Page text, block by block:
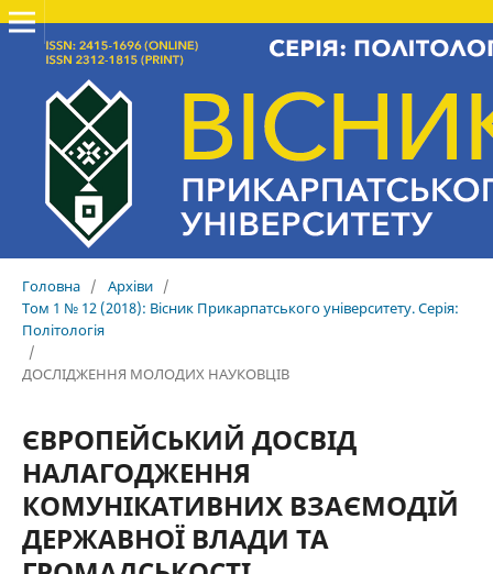
Головна / Архіви /
Том 1 № 12 (2018): Вісник Прикарпатського університету. Серія:
Політологія
/
ДОСЛІДЖЕННЯ МОЛОДИХ НАУКОВЦІВ
ЄВРОПЕЙСЬКИЙ ДОСВІД
НАЛАГОДЖЕННЯ
КОМУНІКАТИВНИХ ВЗАЄМОДІЙ
ДЕРЖАВНОЇ ВЛАДИ ТА